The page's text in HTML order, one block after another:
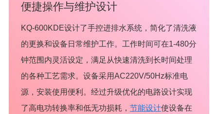
便捷操作与维护设计
KQ-600KDE设计了手控进排水系统，简化了清洗液
的更换和设备日常维护工作。工作时间可在1-480分
钟范围内灵活设定，满足从快速清洗到长时间处理
的各种工艺需求。设备采用AC220V/50Hz标准电
源，安装使用便利。经过升级优化的电路设计实现
了高电功转换率和低无功损耗， 节能设计使设备在